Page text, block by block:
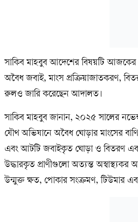
সাকিব মাহবুব আদেশের বিষয়টি আজকের
অবৈধ জবাই, মাংস প্রক্রিয়াজাতকরণ, বিতরণ
রুলও জারি করেছেন আদালত।
সাকিব মাহবুব জানান, ২০২৫ সালের
যৌথ অভিযানে অবৈধ ঘোড়ার মাংসের
এবং আটটি জবাইকৃত ঘোড়া ও বিতরণ এবং
উদ্ধারকৃত প্রাণীগুলো অত্যন্ত অস্বাস্থ্যকর
উন্মুক্ত ক্ষত, পোকার সংক্রমণ, টিউমার